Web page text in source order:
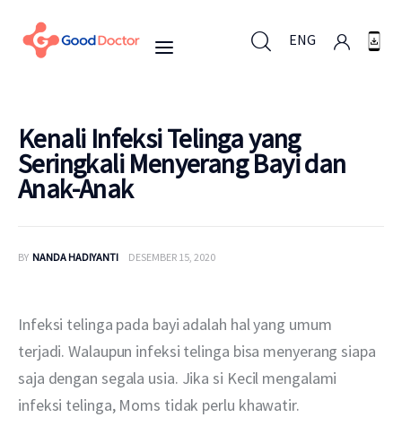
ENG
Untuk Bisnis
Berita
Layanan
Kenali Infeksi Telinga yang
Seringkali Menyerang Bayi dan
Anak-Anak
BY NANDA HADIYANTI DESEMBER 15, 2020
Infeksi telinga pada bayi adalah hal yang umum
terjadi. Walaupun infeksi telinga bisa menyerang siapa
saja dengan segala usia. Jika si Kecil mengalami
infeksi telinga, Moms tidak perlu khawatir.